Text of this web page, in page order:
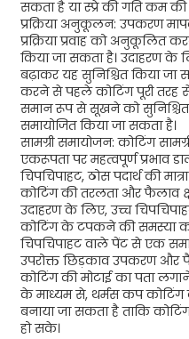
सकता है या स्प्रे की गति कम की
प्रक्रिया अनुकूलन: उपकरण
प्रक्रिया प्रवाह को अनुकूलित
किया जा सकता है। उदाहरण
बढ़ाकर यह सुनिश्चित किया
करने से पहले कोटिंग पूरी तरह
समान रूप से सूखने को
समायोजित किया जा सकता है।
सामग्री समायोजन: कोटिंग
एकरूपता पर महत्वपूर्ण प्रभाव
चिपचिपाहट, ठोस पदार्थ की
कोटिंग की तरलता और फैलाव
उदाहरण के लिए, उच्च
कोटिंग के टपकने की समस्या
चिपचिपाहट वाले पेंट से एक
उपरोक्त छिड़काव उपकरण
कोटिंग की मोटाई का पता
के माध्यम से, थर्मस कप कोटिंग
बनाया जा सकता है ताकि
हो सके।